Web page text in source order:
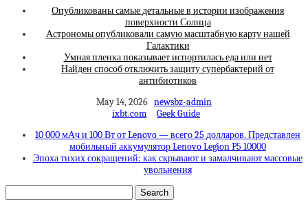
Опубликованы самые детальные в истории изображения
поверхности Солнца
Астрономы опубликовали самую масштабную карту нашей
Галактики
Умная пленка показывает испортилась еда или нет
Найден способ отключить защиту супербактерий от
антибиотиков
May 14, 2026 newsbz-admin
ixbt.com
Geek Guide
10 000 мАч и 100 Вт от Lenovo — всего 25 долларов. Представлен
мобильный аккумулятор Lenovo Legion P5 10000
Эпоха тихих сокращений: как скрывают и замалчивают массовые
увольнения